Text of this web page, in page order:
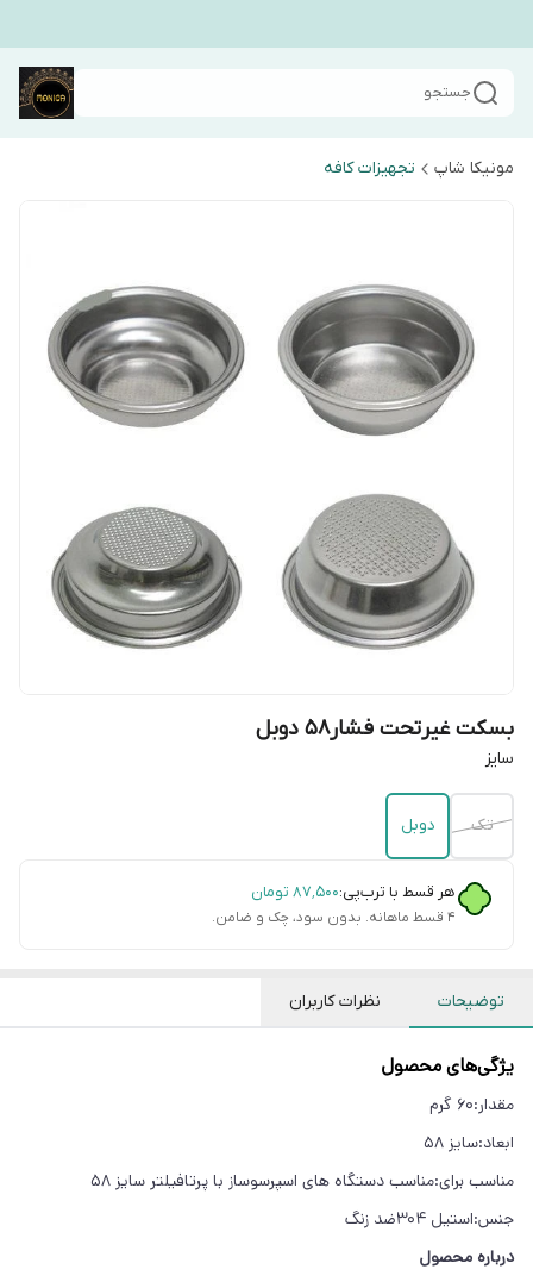
جستجو
مونیکا شاپ تجهیزات کافه
بسکت غیرتحت فشار۵۸ دوبل
سایز
تک دوبل
هر قسط با ترب‌پی:۸۷٬۵۰۰ تومان
۴ قسط ماهانه. بدون سود، چک و ضامن.
توضیحات نظرات کاربران
یژگی‌های محصول
مقدار:60 گرم
ابعاد:سایز 58
مناسب برای:مناسب دستگاه های اسپرسوساز با پرتافیلتر سایز 58
جنس:استیل 304ضد زنگ
درباره محصول